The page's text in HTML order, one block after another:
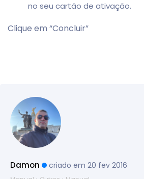
no seu cartão de ativação.
Clique em “Concluir”
Damon criado em 20 fev 2016